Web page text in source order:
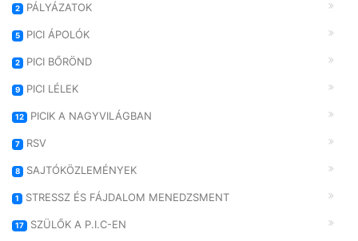
2 PÁLYÁZATOK
5 PICI ÁPOLÓK
2 PICI BŐRÖND
9 PICI LÉLEK
12 PICIK A NAGYVILÁGBAN
7 RSV
8 SAJTÓKÖZLEMÉNYEK
1 STRESSZ ÉS FÁJDALOM MENEDZSMENT
17 SZÜLŐK A P.I.C-EN